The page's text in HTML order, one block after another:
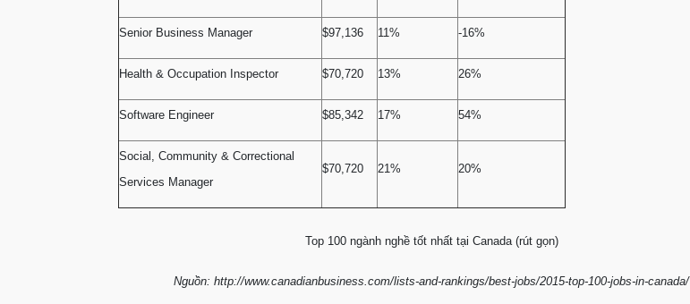
Senior Business Manager $97,136 11% -16%
Health & Occupation Inspector $70,720 13% 26%
Software Engineer $85,342 17% 54%
Social, Community & Correctional
Services Manager
$70,720 21% 20%
Top 100 ngành nghề tốt nhất tại Canada (rút gọn)
Nguồn: http://www.canadianbusiness.com/lists-and-rankings/best-jobs/2015-top-100-jobs-in-canada/